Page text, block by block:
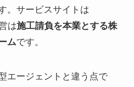
。サービスサイトは
は施工請負を本業とする株
ムです。
エージェントと違う点で